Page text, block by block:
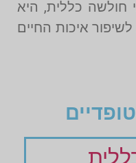
חולשה כללית, היא
איכות החיים